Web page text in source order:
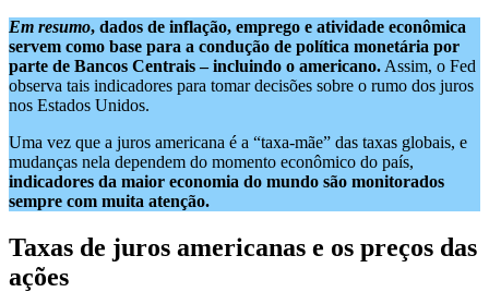
Em resumo, dados de inflação, emprego e atividade econômica
servem como base para a condução de política monetária por
parte de Bancos Centrais – incluindo o americano. Assim, o Fed
observa tais indicadores para tomar decisões sobre o rumo dos juros
nos Estados Unidos.
Uma vez que a juros americana é a “taxa-mãe” das taxas globais, e
mudanças nela dependem do momento econômico do país,
indicadores da maior economia do mundo são monitorados
sempre com muita atenção.
Taxas de juros americanas e os preços das
ações